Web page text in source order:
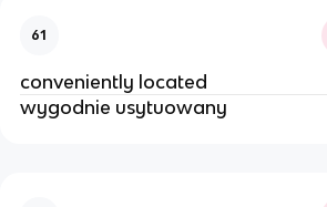
61
conveniently located
wygodnie usytuowany